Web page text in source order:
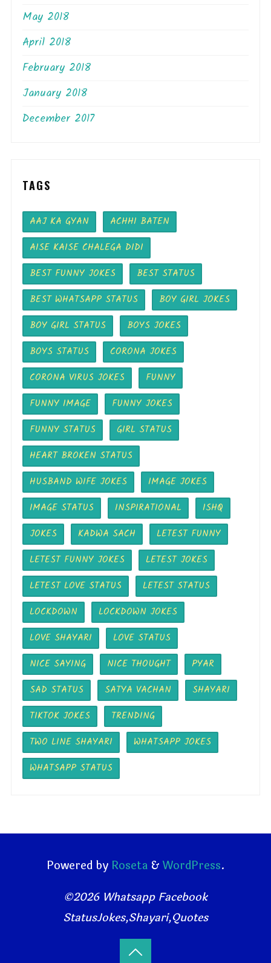
May 2018
April 2018
February 2018
January 2018
December 2017
TAGS
AAJ KA GYAN
ACHHI BATEN
AISE KAISE CHALEGA DIDI
BEST FUNNY JOKES
BEST STATUS
BEST WHATSAPP STATUS
BOY GIRL JOKES
BOY GIRL STATUS
BOYS JOKES
BOYS STATUS
CORONA JOKES
CORONA VIRUS JOKES
FUNNY
FUNNY IMAGE
FUNNY JOKES
FUNNY STATUS
GIRL STATUS
HEART BROKEN STATUS
HUSBAND WIFE JOKES
IMAGE JOKES
IMAGE STATUS
INSPIRATIONAL
ISHQ
JOKES
KADWA SACH
LETEST FUNNY
LETEST FUNNY JOKES
LETEST JOKES
LETEST LOVE STATUS
LETEST STATUS
LOCKDOWN
LOCKDOWN JOKES
LOVE SHAYARI
LOVE STATUS
NICE SAYING
NICE THOUGHT
PYAR
SAD STATUS
SATYA VACHAN
SHAYARI
TIKTOK JOKES
TRENDING
TWO LINE SHAYARI
WHATSAPP JOKES
WHATSAPP STATUS
Powered byRoseta & WordPress.
©2026 Whatsapp Facebook
StatusJokes,Shayari,Quotes